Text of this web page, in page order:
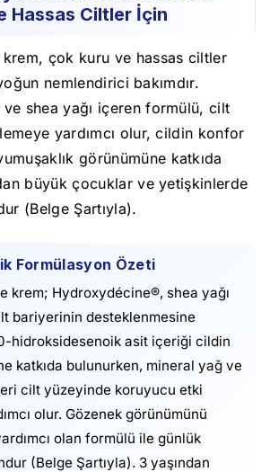
Hassas Ciltler İçin
çok kuru ve hassas ciltler
nemlendirici bakımdır.
shea yağı içeren formülü, cilt
yardımcı olur, cildin konfor
görünümüne katkıda
büyük çocuklar ve yetişkinlerde
(Belge Şartıyla).
Formülasyon Özeti
krem; Hydroxydécine®, shea yağı
bariyerinin desteklenmesine
hidroksidesenoik asit içeriği cildin
katkıda bulunurken, mineral yağ ve
cilt yüzeyinde koruyucu etki
olur. Gözenek görünümünü
olan formülü ile günlük
(Belge Şartıyla). 3 yaşından